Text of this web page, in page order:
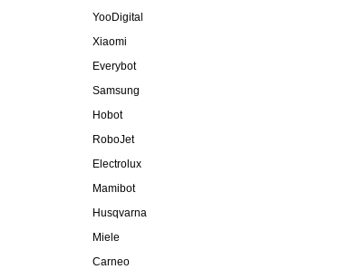
YooDigital
Xiaomi
Everybot
Samsung
Hobot
RoboJet
Electrolux
Mamibot
Husqvarna
Miele
Carneo